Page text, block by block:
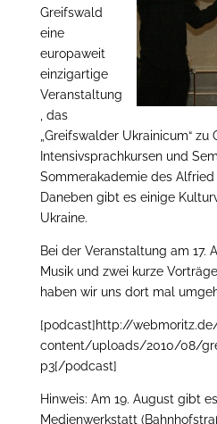
Greifswald
eine
europaweit
einzigartige
Veranstaltung
, das
„Greifswalder Ukrainicum“ zu
Intensivsprachkursen und
Sommerakademie des
Daneben gibt es einige
Ukraine.
Bei der Veranstaltung am 17.
Musik und zwei kurze
haben wir uns dort mal
[podcast]http://
content/uploads/2010/08/
p3[/podcast]
Hinweis: Am 19. August gibt
Medienwerkstatt